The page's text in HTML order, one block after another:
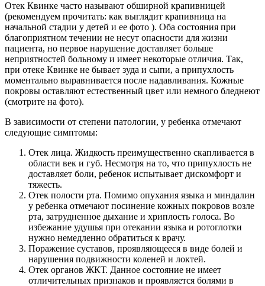
Отек Квинке часто называют обширной крапивницей
(рекомендуем прочитать: как выглядит крапивница на
начальной стадии у детей и ее фото ). Оба состояния при
благоприятном течении не несут опасности для жизни
пациента, но первое нарушение доставляет больше
неприятностей больному и имеет некоторые отличия. Так,
при отеке Квинке не бывает зуда и сыпи, а припухлость
моментально выравнивается после надавливания. Кожные
покровы оставляют естественный цвет или немного бледнеют
(смотрите на фото).
В зависимости от степени патологии, у ребенка отмечают
следующие симптомы:
Отек лица. Жидкость преимущественно скапливается в
области век и губ. Несмотря на то, что припухлость не
доставляет боли, ребенок испытывает дискомфорт и
тяжесть.
Отек полости рта. Помимо опухания языка и миндалин
у ребенка отмечают посинение кожных покровов возле
рта, затрудненное дыхание и хриплость голоса. Во
избежание удушья при отекании языка и ротоглотки
нужно немедленно обратиться к врачу.
Поражение суставов, проявляющееся в виде болей и
нарушения подвижности коленей и локтей.
Отек органов ЖКТ. Данное состояние не имеет
отличительных признаков и проявляется болями в